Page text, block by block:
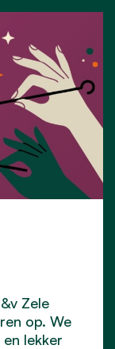
Zele
op. We
lekker